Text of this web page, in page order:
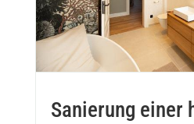
Sanierung einer